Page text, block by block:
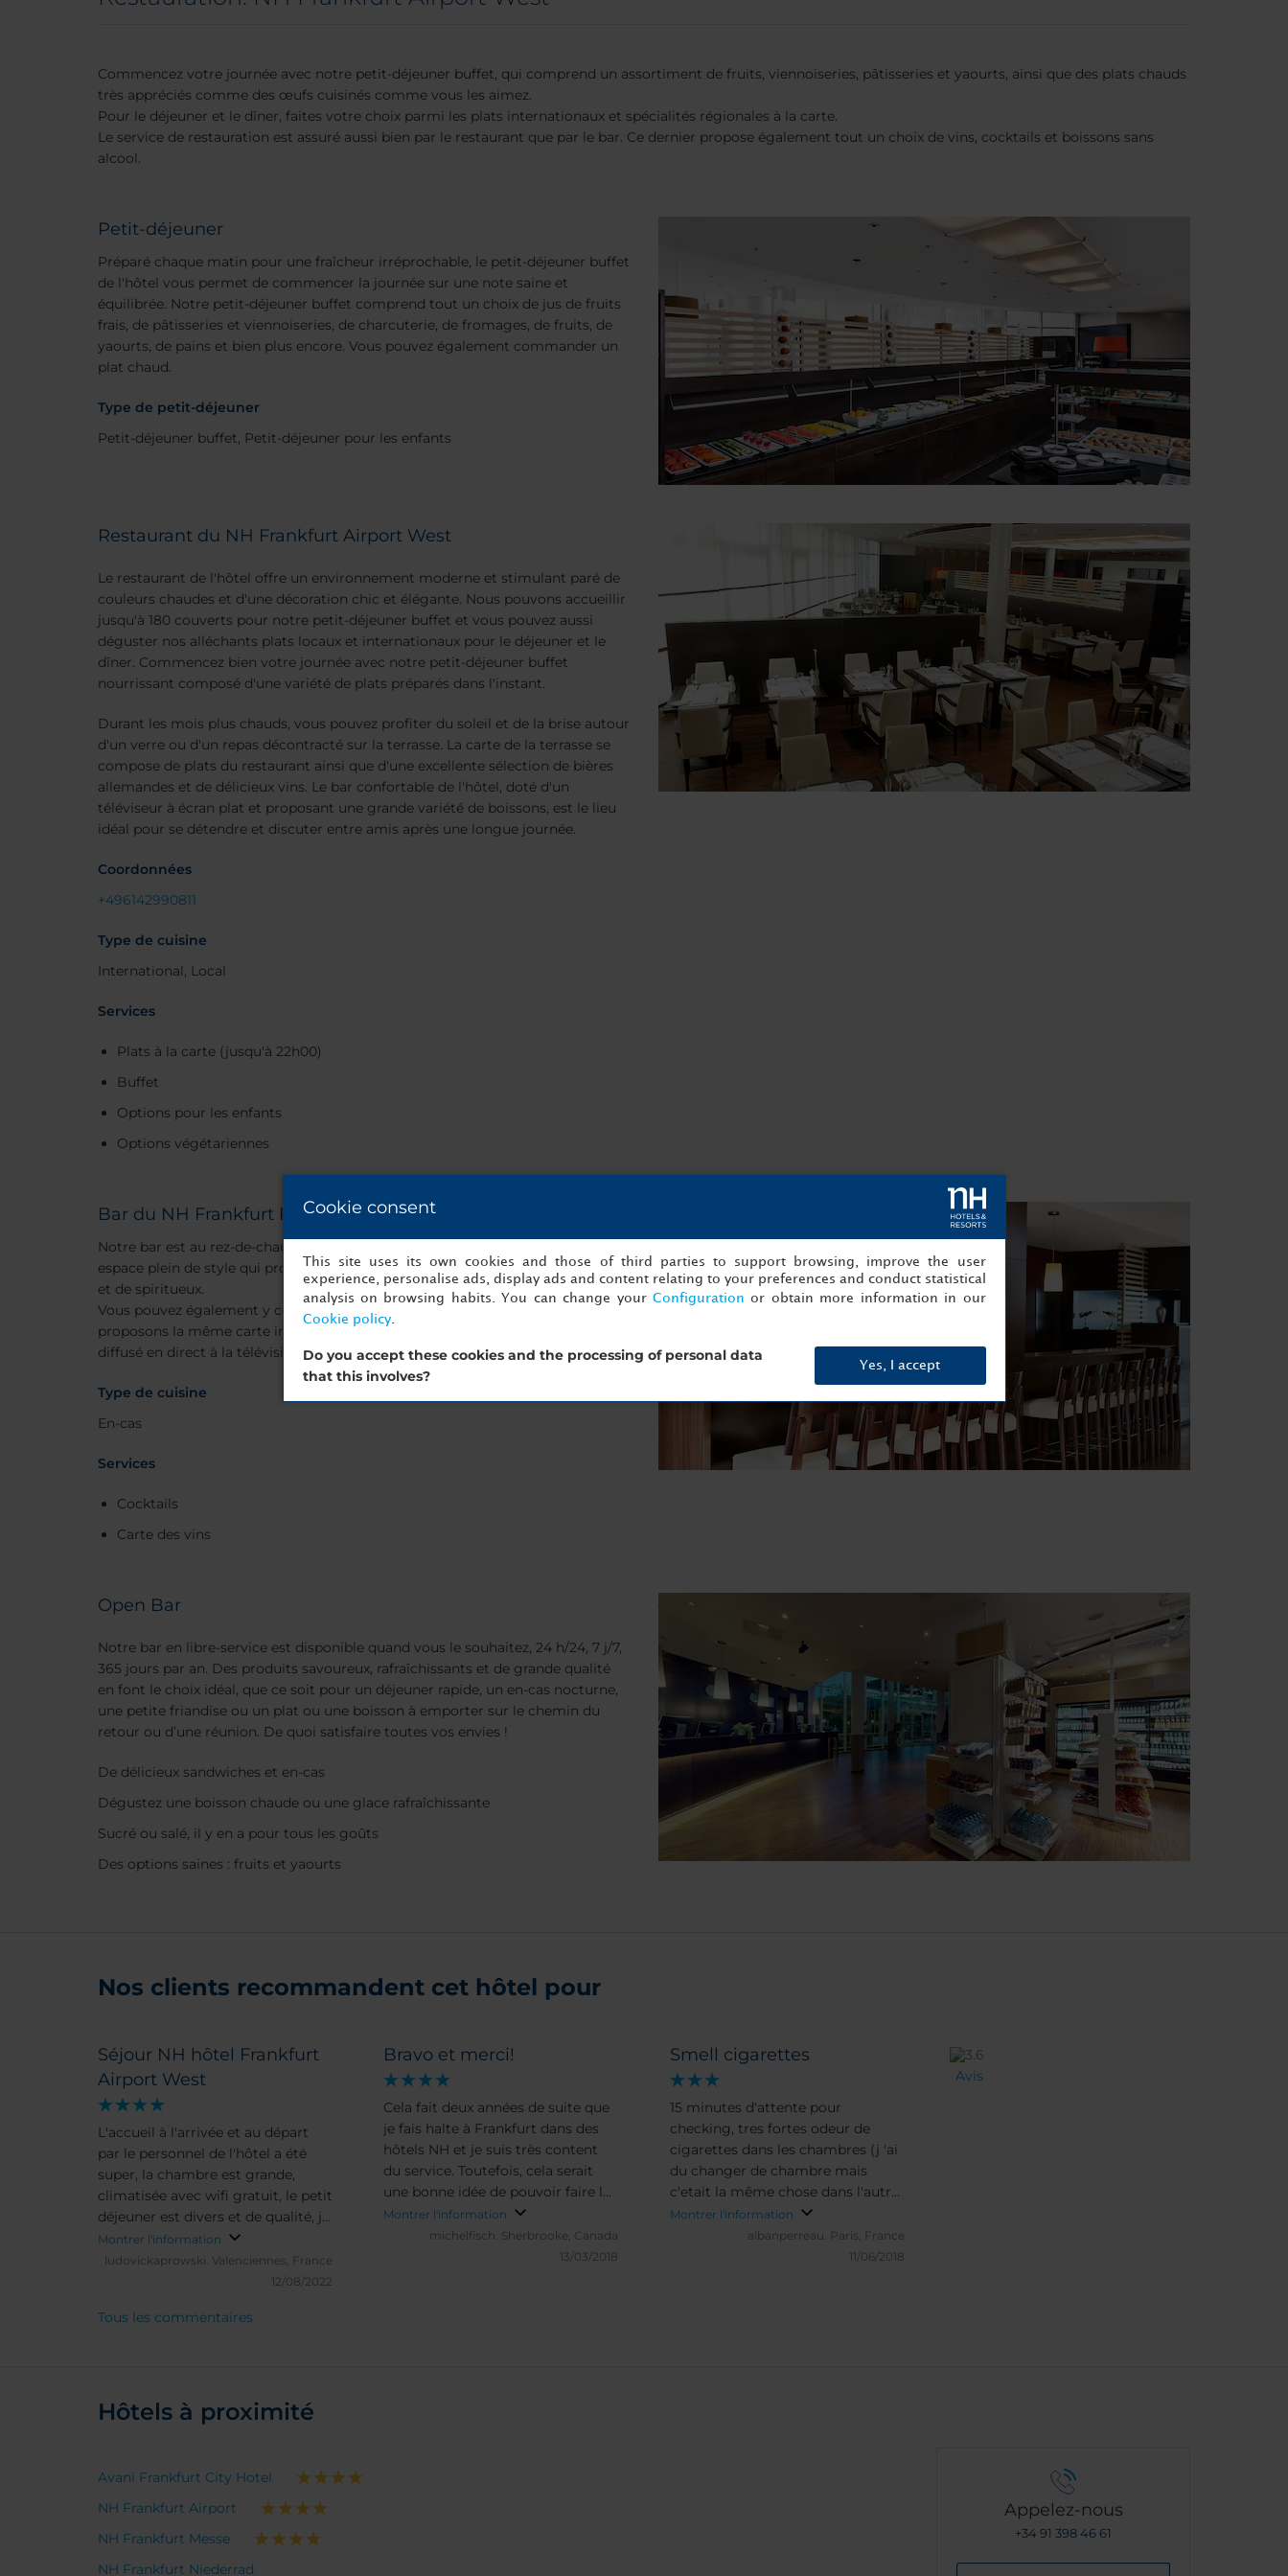
Commencez votre journée avec notre petit-déjeuner buffet, qui comprend un assortiment de fruits, viennoiseries, pâtisseries et yaourts, ainsi que des plats chauds
très appréciés comme des œufs cuisinés comme vous les aimez.
Pour le déjeuner et le dîner, faites votre choix parmi les plats internationaux et spécialités régionales à la carte.
Le service de restauration est assuré aussi bien par le restaurant que par le bar. Ce dernier propose également tout un choix de vins, cocktails et boissons sans
alcool.
Petit-déjeuner
Préparé chaque matin pour une fraîcheur irréprochable, le petit-déjeuner buffet
de l'hôtel vous permet de commencer la journée sur une note saine et
équilibrée. Notre petit-déjeuner buffet comprend tout un choix de jus de fruits
frais, de pâtisseries et viennoiseries, de charcuterie, de fromages, de fruits, de
yaourts, de pains et bien plus encore. Vous pouvez également commander un
plat chaud.
Type de petit-déjeuner
Petit-déjeuner buffet, Petit-déjeuner pour les enfants
Restaurant du NH Frankfurt Airport West
Le restaurant de l'hôtel offre un environnement moderne et stimulant paré de
couleurs chaudes et d'une décoration chic et élégante. Nous pouvons accueillir
jusqu'à 180 couverts pour notre petit-déjeuner buffet et vous pouvez aussi
déguster nos alléchants plats locaux et internationaux pour le déjeuner et le
dîner. Commencez bien votre journée avec notre petit-déjeuner buffet
nourrissant composé d'une variété de plats préparés dans l'instant.
Durant les mois plus chauds, vous pouvez profiter du soleil et de la brise autour
d'un verre ou d'un repas décontracté sur la terrasse. La carte de la terrasse se
compose de plats du restaurant ainsi que d'une excellente sélection de bières
allemandes et de délicieux vins. Le bar confortable de l'hôtel, doté d'un
téléviseur à écran plat et proposant une grande variété de boissons, est le lieu
idéal pour se détendre et discuter entre amis après une longue journée.
Coordonnées
+496142990811
Type de cuisine
International, Local
Services
Plats à la carte (jusqu'à 22h00)
Buffet
Options pour les enfants
Options végétariennes
Bar du NH Frankfurt Rhein Main
Notre bar est au rez-de-chaussée et est ouvert de 18 h 00 à 1 h 00. C'est un
espace plein de style qui propose tout un choix de vins, de cocktails, de bières
et de spiritueux.
Vous pouvez également y commander quelque chose à manger ; nous
proposons la même carte internationale que le restaurant. De plus, du sport est
diffusé en direct à la télévision.
Type de cuisine
En-cas
Services
Cocktails
Carte des vins
Open Bar
Notre bar en libre-service est disponible quand vous le souhaitez, 24 h/24, 7 j/7,
365 jours par an. Des produits savoureux, rafraîchissants et de grande qualité
en font le choix idéal, que ce soit pour un déjeuner rapide, un en-cas nocturne,
une petite friandise ou un plat ou une boisson à emporter sur le chemin du
retour ou d’une réunion. De quoi satisfaire toutes vos envies !
De délicieux sandwiches et en-cas
Dégustez une boisson chaude ou une glace rafraîchissante
Sucré ou salé, il y en a pour tous les goûts
Des options saines : fruits et yaourts
Nos clients recommandent cet hôtel pour
Séjour NH hôtel Frankfurt
Airport West
L'accueil à l'arrivée et au départ
par le personnel de l'hôtel a été
super, la chambre est grande,
climatisée avec wifi gratuit, le petit
déjeuner est divers et de qualité, je
recommande NH Frankfurt Airport
West pour se reposer avant de
Montrer l'information
ludovickaprowski. Valenciennes, France
12/08/2022
Bravo et merci!
Cela fait deux années de suite que
je fais halte à Frankfurt dans des
hôtels NH et je suis très content
du service. Toutefois, cela serait
une bonne idée de pouvoir faire le
check-in plus tôt! Quand on arrive
de l'Amérique du Nord, pourvoir
avoir une chambre à midi serait
Montrer l'information
michelfisch. Sherbrooke, Canada
13/03/2018
Smell cigarettes
15 minutes d'attente pour
checking, tres fortes odeur de
cigarettes dans les chambres (j 'ai
du changer de chambre mais
c'etait la même chose dans l'autre,
pour petit dejeuner machine a
caffé avec indication en Allemand,
la plupart des client etaient perdus
Montrer l'information
albanperreau.
Paris, France
11/06/2018
Avis
Tous les commentaires
Hôtels à proximité
Avani Frankfurt City Hotel
NH Frankfurt Airport
NH Frankfurt Messe
NH Frankfurt Niederrad
Appelez-nous
+34 91 398 46 61
Cookie consent
This site uses its own cookies and those of third parties to support browsing, improve the user
experience, personalise ads, display ads and content relating to your preferences and conduct statistical
analysis on browsing habits. You can change your Configuration or obtain more information in our
Cookie policy.
Do you accept these cookies and the processing of personal data
that this involves?
Yes, I accept